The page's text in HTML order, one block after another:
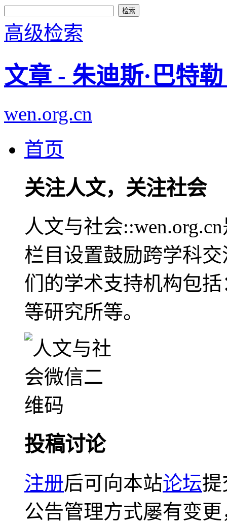
高级检索
文章 - 朱迪斯·巴特
wen.org.cn
首页
关注人文，关注社会
人文与社会
栏目设置鼓励跨学科
们的学术支持机构包
等研究所等。
投稿讨论
注册后可向本站论坛提
公告管理方式屡有变